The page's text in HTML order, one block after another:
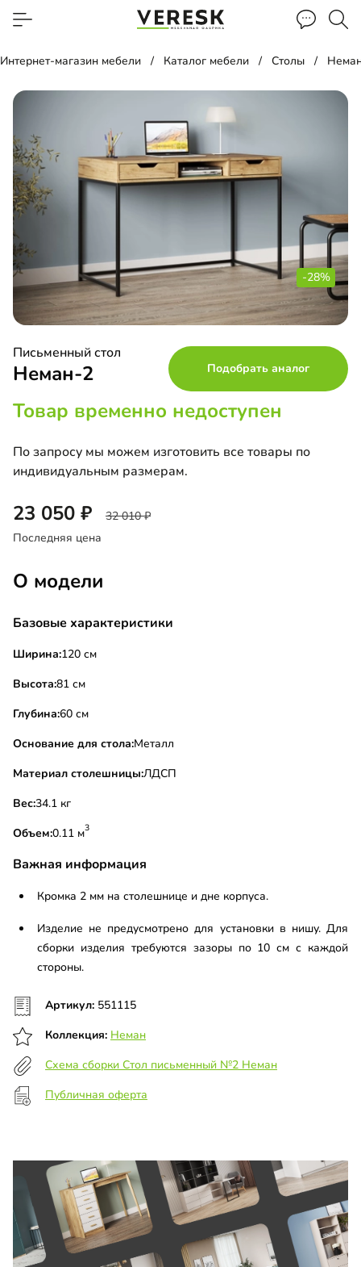
Интернет-магазин мебели Каталог мебели Столы
-28%
Подобрать аналог
Письменный стол
Неман-2
Товар временно недоступен
По запросу мы можем изготовить все товары по
индивидуальным размерам.
23 050
32 010
Последняя цена
О модели
Базовые характеристики
Ширина:120 см
Высота:81 см
Глубина:60 см
Основание для стола:Металл
Материал столешницы:ЛДСП
Вес:
34.1 кг
Объем:
0.11 м3
Важная информация
Кромка 2 мм на столешнице и дне корпуса.
Изделие не предусмотрено для установки в нишу. Для
сборки изделия требуются зазоры по 10 см с каждой
стороны.
Артикул: 551115
Коллекция: Неман
Схема сборки Стол письменный №2 Неман
Публичная оферта